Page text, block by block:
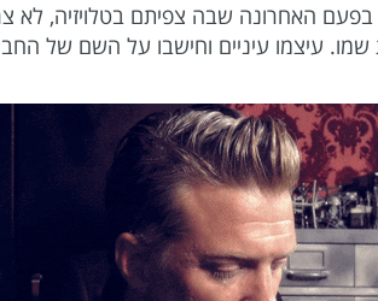
בפעם האחרונה שבה צפיתם בטלויזיה,
שמו. עיצמו עיניים וחישבו על השם של